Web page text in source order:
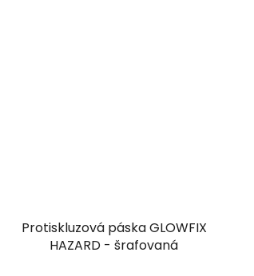
Protiskluzová páska GLOWFIX
HAZARD - šrafovaná